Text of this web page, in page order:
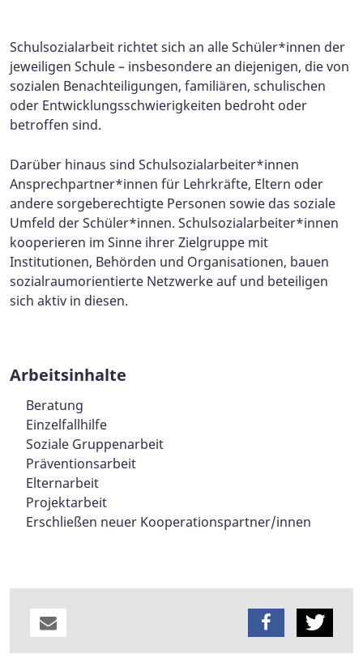
Schulsozialarbeit richtet sich an alle Schüler*innen der
jeweiligen Schule – insbesondere an diejenigen, die von
sozialen Benachteiligungen, familiären, schulischen
oder Entwicklungsschwierigkeiten bedroht oder
betroffen sind.
Darüber hinaus sind Schulsozialarbeiter*innen
Ansprechpartner*innen für Lehrkräfte, Eltern oder
andere sorgeberechtigte Personen sowie das soziale
Umfeld der Schüler*innen. Schulsozialarbeiter*innen
kooperieren im Sinne ihrer Zielgruppe mit
Institutionen, Behörden und Organisationen, bauen
sozialraumorientierte Netzwerke auf und beteiligen
sich aktiv in diesen.
Arbeitsinhalte
Beratung
Einzelfallhilfe
Soziale Gruppenarbeit
Präventionsarbeit
Elternarbeit
Projektarbeit
Erschließen neuer Kooperationspartner/innen